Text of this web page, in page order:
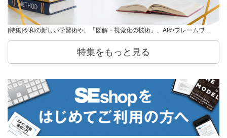
[特集]令和の新しい学習術や、「図解・視覚化の技術」、AIやフレームワ…
特集をもっと見る